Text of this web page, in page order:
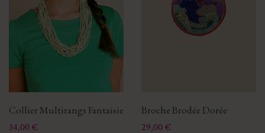
Collier Multirangs Fantaisie
Prix
34,00 €
Broche Brodée Dorée
Prix
29,00 €